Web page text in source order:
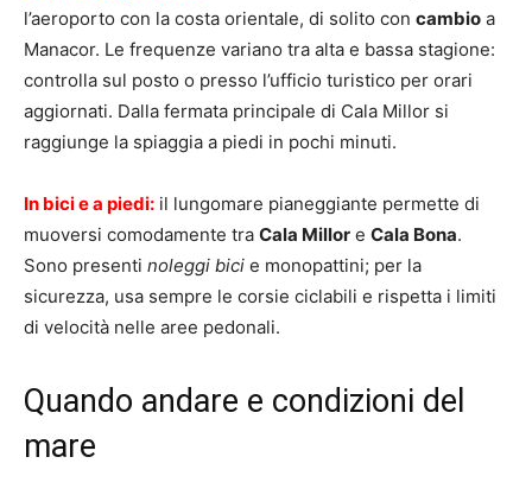
l’aeroporto con la costa orientale, di solito con cambio a
Manacor. Le frequenze variano tra alta e bassa stagione:
controlla sul posto o presso l’ufficio turistico per orari
aggiornati. Dalla fermata principale di Cala Millor si
raggiunge la spiaggia a piedi in pochi minuti.
In bici e a piedi: il lungomare pianeggiante permette di
muoversi comodamente tra Cala Millor e Cala Bona.
Sono presenti noleggi bici e monopattini; per la
sicurezza, usa sempre le corsie ciclabili e rispetta i limiti
di velocità nelle aree pedonali.
Quando andare e condizioni del
mare